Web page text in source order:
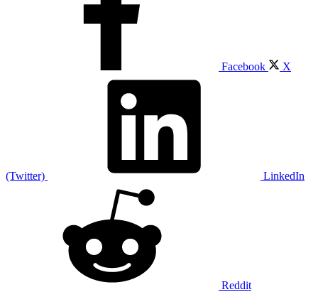
Facebook X
(Twitter) LinkedIn
Reddit